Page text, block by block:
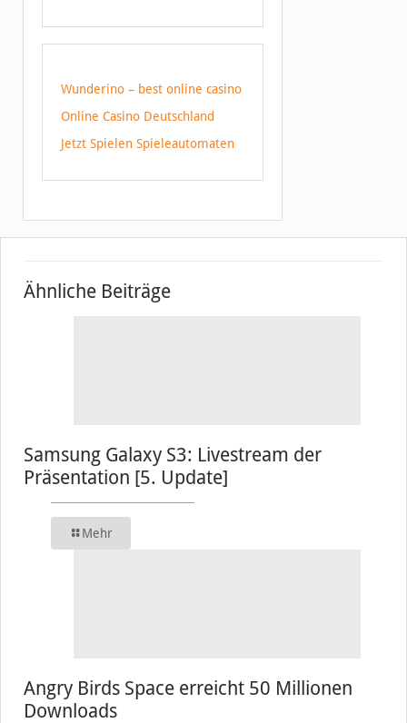
Wunderino – best online casino
Online Casino Deutschland
Jetzt Spielen Spieleautomaten
Ähnliche Beiträge
Samsung Galaxy S3: Livestream der
Präsentation [5. Update]
Mehr
Angry Birds Space erreicht 50 Millionen
Downloads